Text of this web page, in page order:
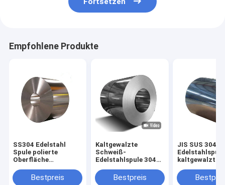
Empfohlene Produkte
SS304 Edelstahl
Spule polierte
Oberfläche
8K SpiegelBestpreis
Kaltgewalzte
Schweiß-
Edelstahlspule 304
300-SerieBestpreis
JIS SUS 304
kaltgewalzt